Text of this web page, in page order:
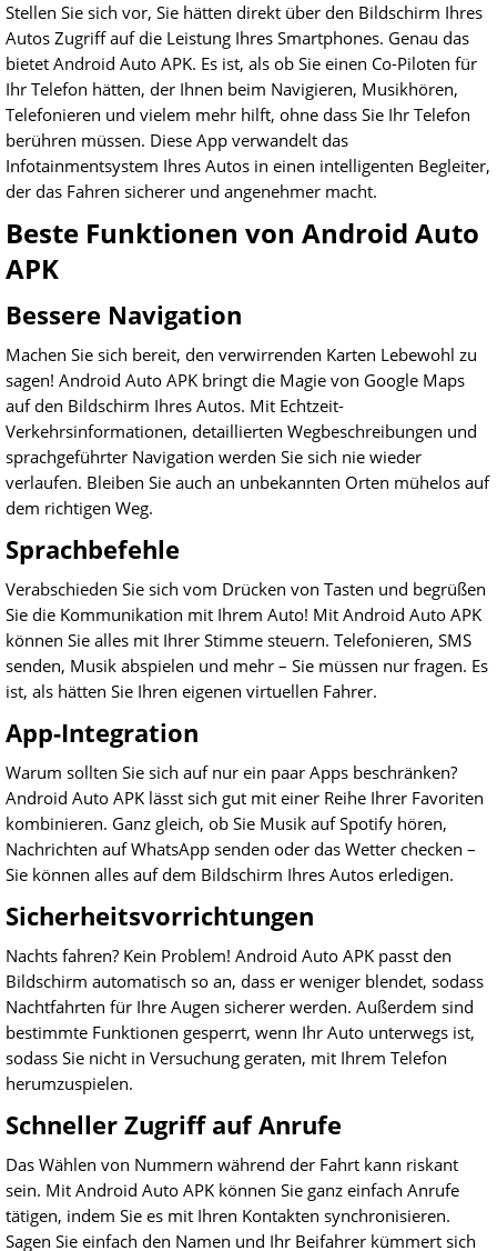
Stellen Sie sich vor, Sie hätten direkt über den Bildschirm Ihres
Autos Zugriff auf die Leistung Ihres Smartphones. Genau das
bietet Android Auto APK. Es ist, als ob Sie einen Co-Piloten für
Ihr Telefon hätten, der Ihnen beim Navigieren, Musikhören,
Telefonieren und vielem mehr hilft, ohne dass Sie Ihr Telefon
berühren müssen. Diese App verwandelt das
Infotainmentsystem Ihres Autos in einen intelligenten Begleiter,
der das Fahren sicherer und angenehmer macht.
Beste Funktionen von Android Auto
APK
Bessere Navigation
Machen Sie sich bereit, den verwirrenden Karten Lebewohl zu
sagen! Android Auto APK bringt die Magie von Google Maps
auf den Bildschirm Ihres Autos. Mit Echtzeit-
Verkehrsinformationen, detaillierten Wegbeschreibungen und
sprachgeführter Navigation werden Sie sich nie wieder
verlaufen. Bleiben Sie auch an unbekannten Orten mühelos auf
dem richtigen Weg.
Sprachbefehle
Verabschieden Sie sich vom Drücken von Tasten und begrüßen
Sie die Kommunikation mit Ihrem Auto! Mit Android Auto APK
können Sie alles mit Ihrer Stimme steuern. Telefonieren, SMS
senden, Musik abspielen und mehr – Sie müssen nur fragen. Es
ist, als hätten Sie Ihren eigenen virtuellen Fahrer.
App-Integration
Warum sollten Sie sich auf nur ein paar Apps beschränken?
Android Auto APK lässt sich gut mit einer Reihe Ihrer Favoriten
kombinieren. Ganz gleich, ob Sie Musik auf Spotify hören,
Nachrichten auf WhatsApp senden oder das Wetter checken –
Sie können alles auf dem Bildschirm Ihres Autos erledigen.
Sicherheitsvorrichtungen
Nachts fahren? Kein Problem! Android Auto APK passt den
Bildschirm automatisch so an, dass er weniger blendet, sodass
Nachtfahrten für Ihre Augen sicherer werden. Außerdem sind
bestimmte Funktionen gesperrt, wenn Ihr Auto unterwegs ist,
sodass Sie nicht in Versuchung geraten, mit Ihrem Telefon
herumzuspielen.
Schneller Zugriff auf Anrufe
Das Wählen von Nummern während der Fahrt kann riskant
sein. Mit Android Auto APK können Sie ganz einfach Anrufe
tätigen, indem Sie es mit Ihren Kontakten synchronisieren.
Sagen Sie einfach den Namen und Ihr Beifahrer kümmert sich